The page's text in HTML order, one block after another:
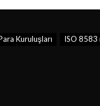
Kuruluşları
ISO 8583